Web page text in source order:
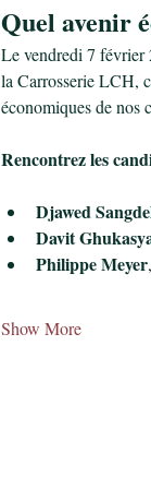
Quel avenir
Le vendredi 7 février
la Carrosserie LCH,
économiques de nos
Rencontrez les
Djawed
Davit
Philippe Meyer
Show More